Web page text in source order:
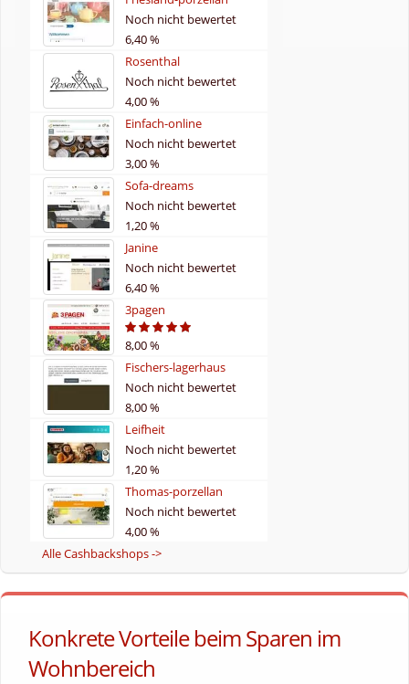
Noch nicht bewertet
6,40 %
Rosenthal
Noch nicht bewertet
4,00 %
Einfach-online
Noch nicht bewertet
3,00 %
Sofa-dreams
Noch nicht bewertet
1,20 %
Janine
Noch nicht bewertet
6,40 %
3pagen
5
8,00 %
Fischers-lagerhaus
Noch nicht bewertet
8,00 %
Leifheit
Noch nicht bewertet
1,20 %
Thomas-porzellan
Noch nicht bewertet
4,00 %
Alle Cashbackshops ->
Konkrete Vorteile beim Sparen im
Wohnbereich